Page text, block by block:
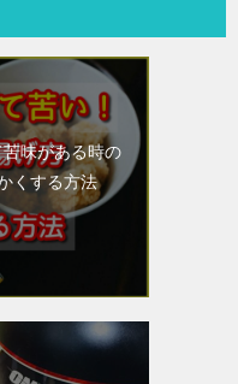
味がある時の
くする方法